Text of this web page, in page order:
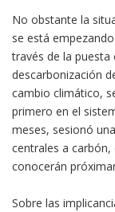
No obstante la
se está
través de la
descarbonización
cambio climático,
primero en el
meses, sesionó
centrales a
conocerán
Sobre las